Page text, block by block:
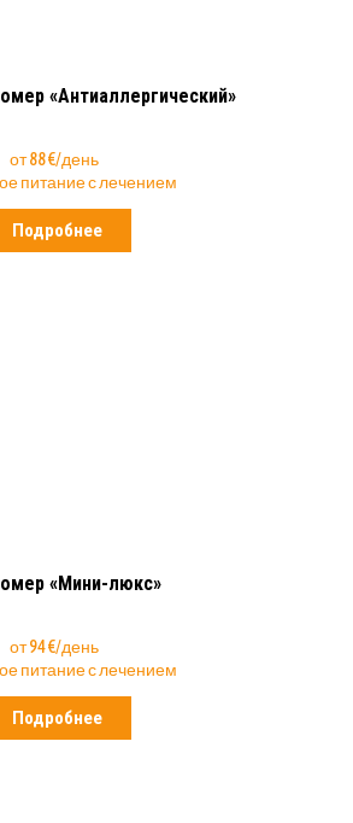
«Антиаллергический»
от 88 €/день
питание с лечением
Подробнее
«Мини-люкс»
от 94 €/день
питание с лечением
Подробнее